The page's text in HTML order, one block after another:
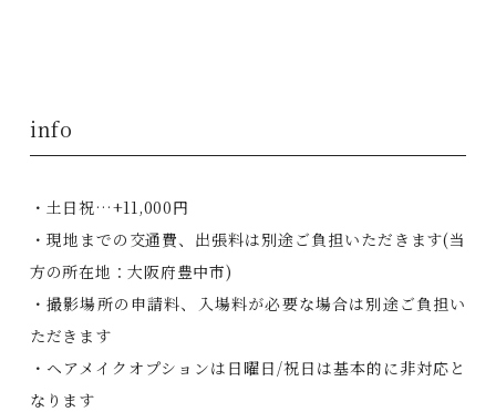
info
・土日祝…+11,000円
・現地までの交通費、出張料は別途ご負担いただきます(当
方の所在地：大阪府豊中市)
・撮影場所の申請料、入場料が必要な場合は別途ご負担い
ただきます
・ヘアメイクオプションは日曜日/祝日は基本的に非対応と
なります